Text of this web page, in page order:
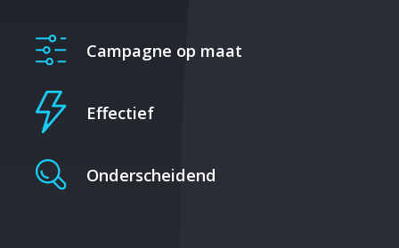
Campagne op maat
Effectief
Onderscheidend